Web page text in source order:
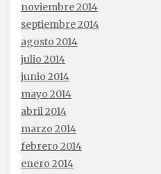
noviembre 2014
septiembre 2014
agosto 2014
julio 2014
junio 2014
mayo 2014
abril 2014
marzo 2014
febrero 2014
enero 2014